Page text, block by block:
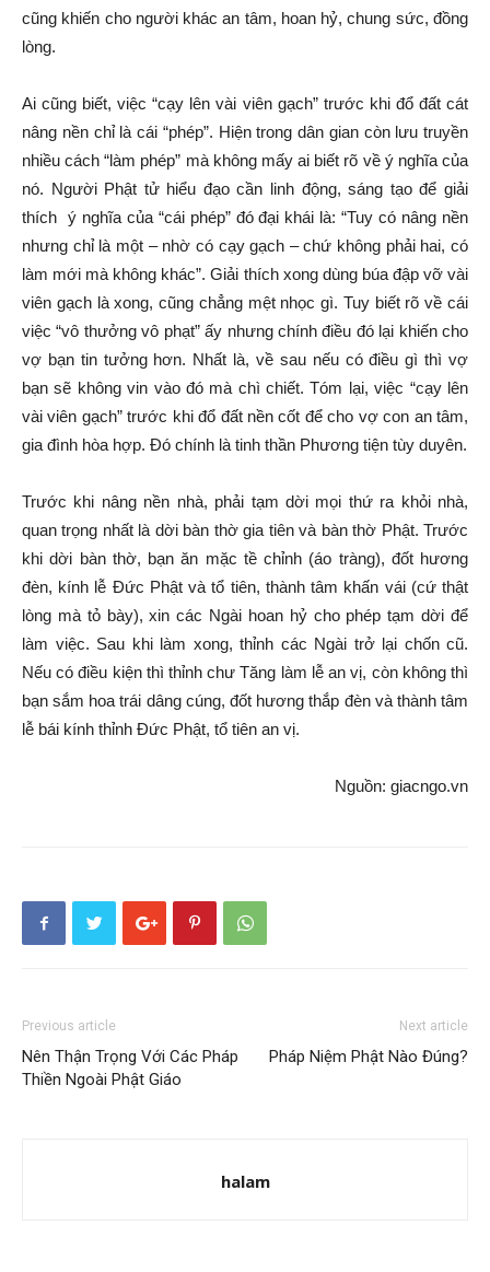
cũng khiến cho người khác an tâm, hoan hỷ, chung sức, đồng
lòng.
Ai cũng biết, việc “cạy lên vài viên gạch” trước khi đổ đất cát
nâng nền chỉ là cái “phép”. Hiện trong dân gian còn lưu truyền
nhiều cách “làm phép” mà không mấy ai biết rõ về ý nghĩa của
nó. Người Phật tử hiểu đạo cần linh động, sáng tạo để giải
thích ý nghĩa của “cái phép” đó đại khái là: “Tuy có nâng nền
nhưng chỉ là một – nhờ có cạy gạch – chứ không phải hai, có
làm mới mà không khác”. Giải thích xong dùng búa đập vỡ vài
viên gạch là xong, cũng chẳng mệt nhọc gì. Tuy biết rõ về cái
việc “vô thưởng vô phạt” ấy nhưng chính điều đó lại khiến cho
vợ bạn tin tưởng hơn. Nhất là, về sau nếu có điều gì thì vợ
bạn sẽ không vin vào đó mà chì chiết. Tóm lại, việc “cạy lên
vài viên gạch” trước khi đổ đất nền cốt để cho vợ con an tâm,
gia đình hòa hợp. Đó chính là tinh thần Phương tiện tùy duyên.
Trước khi nâng nền nhà, phải tạm dời mọi thứ ra khỏi nhà,
quan trọng nhất là dời bàn thờ gia tiên và bàn thờ Phật. Trước
khi dời bàn thờ, bạn ăn mặc tề chỉnh (áo tràng), đốt hương
đèn, kính lễ Đức Phật và tổ tiên, thành tâm khấn vái (cứ thật
lòng mà tỏ bày), xin các Ngài hoan hỷ cho phép tạm dời để
làm việc. Sau khi làm xong, thỉnh các Ngài trở lại chốn cũ.
Nếu có điều kiện thì thỉnh chư Tăng làm lễ an vị, còn không thì
bạn sắm hoa trái dâng cúng, đốt hương thắp đèn và thành tâm
lễ bái kính thỉnh Đức Phật, tổ tiên an vị.
Nguồn: giacngo.vn
Previous article
Nên Thận Trọng Với Các Pháp
Thiền Ngoài Phật Giáo
Next article
Pháp Niệm Phật Nào Đúng?
halam